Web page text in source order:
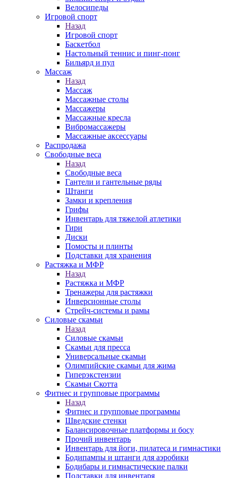
Велосипеды
Игровой спорт
Назад
Игровой спорт
Баскетбол
Настольный теннис и пинг-понг
Бильярд и пул
Массаж
Назад
Массаж
Массажные столы
Массажеры
Массажные кресла
Вибромассажеры
Массажные аксессуары
Распродажа
Свободные веса
Назад
Свободные веса
Гантели и гантельные ряды
Штанги
Замки и крепления
Грифы
Инвентарь для тяжелой атлетики
Гири
Диски
Помосты и плинты
Подставки для хранения
Растяжка и МФР
Назад
Растяжка и МФР
Тренажеры для растяжки
Инверсионные столы
Стрейч-системы и рамы
Силовые скамьи
Назад
Силовые скамьи
Скамьи для пресса
Универсальные скамьи
Олимпийские скамьи для жима
Гиперэкстензии
Скамьи Скотта
Фитнес и групповые программы
Назад
Фитнес и групповые программы
Шведские стенки
Балансировочные платформы и босу
Прочий инвентарь
Инвентарь для йоги, пилатеса и гимнастики
Бодипампы и штанги для аэробики
Бодибары и гимнастические палки
Подставки для инвентаря